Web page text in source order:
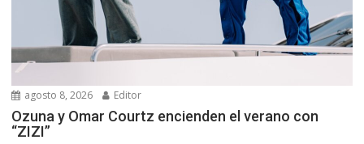
agosto 8, 2026 Editor
Ozuna y Omar Courtz encienden el verano con
“ZIZI”